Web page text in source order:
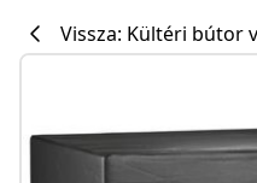
Vissza: Kültéri bútor